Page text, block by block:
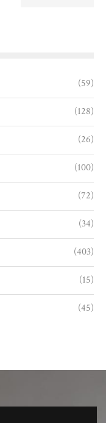
(59)
(128)
(26)
(100)
(72)
(34)
(403)
(15)
(45)